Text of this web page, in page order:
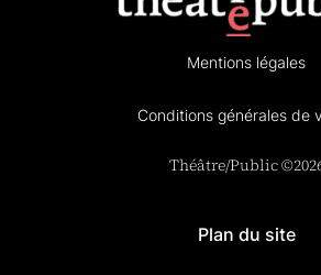
Mentions légales
Conditions générales de
Théâtre/Public
Plan du site